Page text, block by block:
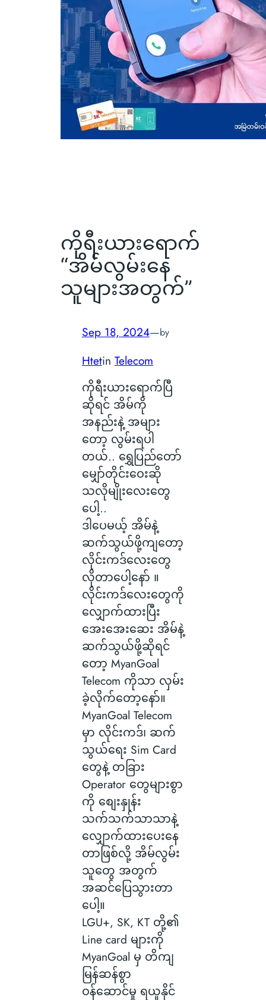
ကိုရီးယားရောက်
“အိမ်လွမ်းနေ
သူများအတွက်”
Sep 18, 2024—by
Htetin Telecom
ကိုရီးယားရောက်ပြီ
ဆိုရင် အိမ်ကို
အနည်းနဲ့ အများ
တော့ လွမ်းရပါ
တယ်.. ရွှေပြည်တော်
မျှော်တိုင်းဝေးဆို
သလိုမျိုးလေးတွေ
ပေါ့..
ဒါပေမယ့် အိမ်နဲ့
ဆက်သွယ်ဖို့ကျတော့
လိုင်းကဒ်လေးတွေ
လိုတာပေါ့နော် ။
လိုင်းကဒ်လေးတွေကို
လျှောက်ထားပြီး
အေးအေးဆေး အိမ်နဲ့
ဆက်သွယ်ဖို့ဆိုရင်
တော့ MyanGoal
Telecom ကိုသာ လှမ်း
ခဲ့လိုက်တော့နော်။
MyanGoal Telecom
မှာ လိုင်းကဒ်၊ ဆက်
သွယ်ရေး Sim Card
တွေနဲ့ တခြား
Operator တွေများစွာ
ကို စျေးနှုန်း
သက်သက်သာသာနဲ့
လျှောက်ထားပေးနေ
တာဖြစ်လို့ အိမ်လွမ်း
သူတွေ အတွက်
အဆင်ပြေသွားတာ
ပေါ့။
LGU+, SK, KT တို့၏
Line card များကို
MyanGoal မှ တိကျ
မြန်ဆန်စွာ
ဝန်ဆောင်မှု ရယူနိုင်